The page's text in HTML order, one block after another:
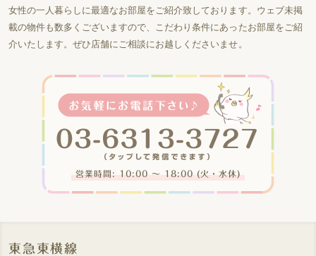
女性の一人暮らしに最適なお部屋をご紹介致しております。ウェブ未掲
載の物件も数多くございますので、こだわり条件にあったお部屋をご紹
介いたします。ぜひ店舗にご相談にお越しくださいませ。
営業時間: 10:00 〜 18:00 (火・水休)
東急東横線